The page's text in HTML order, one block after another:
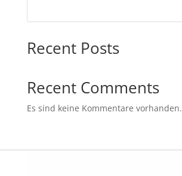
Recent Posts
Recent Comments
Es sind keine Kommentare vorhanden.